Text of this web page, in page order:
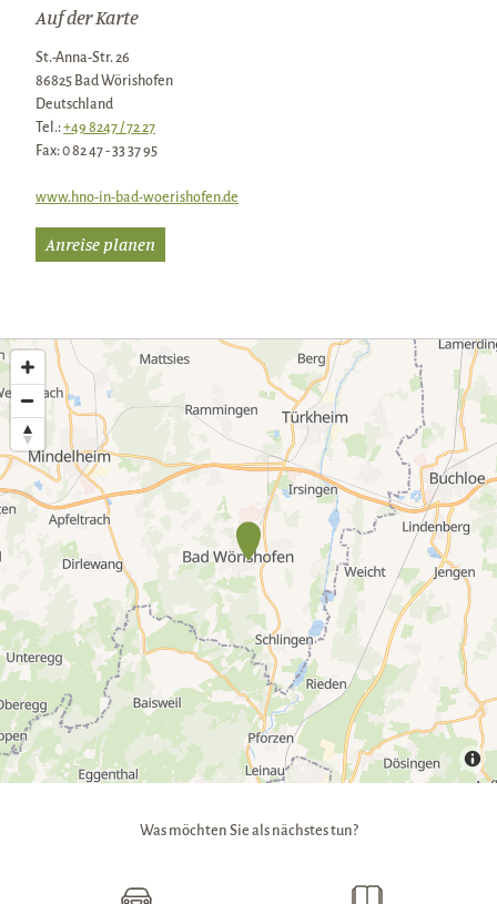
Auf der Karte
St.-Anna-Str. 26
86825 Bad Wörishofen
Deutschland
Tel.:+49 8247 / 72 27
Fax:0 82 47 - 33 37 95
www.hno-in-bad-woerishofen.de
Anreise planen
Was möchten Sie als nächstes tun?